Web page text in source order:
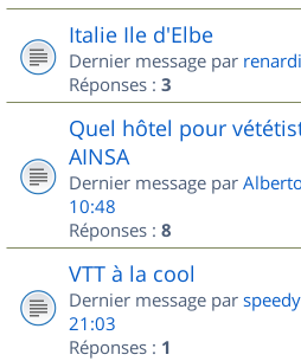
Italie Ile d'Elbe
Dernier message par
Réponses : 3
Quel hôtel pour
AINSA
Dernier message par
10:48
Réponses : 8
VTT à la cool
Dernier message par
21:03
Réponses : 1